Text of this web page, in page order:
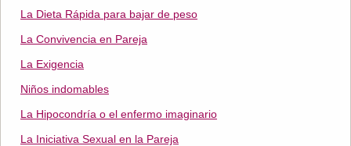
La Dieta Rápida para bajar de peso
La Convivencia en Pareja
La Exigencia
Niños indomables
La Hipocondría o el enfermo imaginario
La Iniciativa Sexual en la Pareja